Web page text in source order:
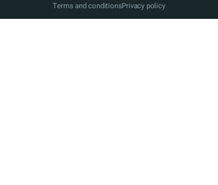
Terms and conditionsPrivacy policy